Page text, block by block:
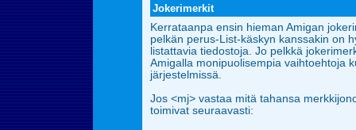
Jokerimerkit
Kerrataanpa ensin hieman Amigan
pelkän perus-List-käskyn kanssakin on
listattavia tiedostoja. Jo pelkkä
Amigalla monipuolisempia vaihtoehtoja
järjestelmissä.
Jos <mj> vastaa mitä tahansa
toimivat seuraavasti: